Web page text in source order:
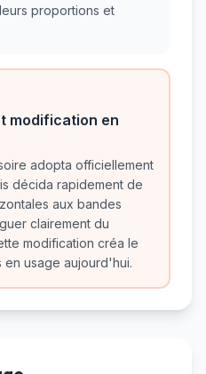
proportions et
modification en
adopta officiellement
décida rapidement de
aux bandes
clairement du
modification créa le
usage aujourd'hui.